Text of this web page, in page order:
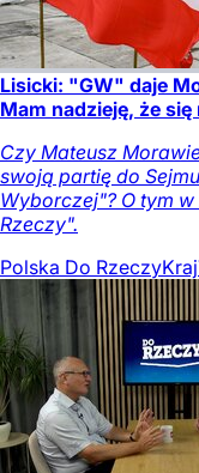
Lisicki: "GW" daje
Mam nadzieję, że się
Czy Mateusz
swoją partię do
Wyborczej"? O tym
Rzeczy".
Polska Do RzeczyKraj